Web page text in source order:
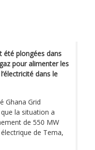
été plongées dans
pour alimenter les
dans le
Ghana Grid
la situation a
de 550 MW
de Tema,